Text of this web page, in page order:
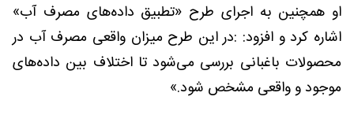
او همچنین به اجرای طرح «تطبیق داده‌های مصرف آب»
اشاره کرد و افزود: :در این طرح میزان واقعی مصرف آب در
محصولات باغبانی بررسی می‌شود تا اختلاف بین داده‌های
موجود و واقعی مشخص شود.»